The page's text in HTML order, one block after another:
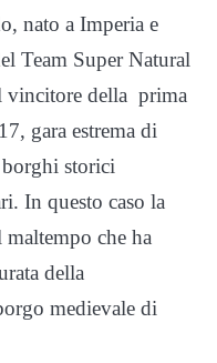
nato a Imperia e
Team Super Natural
vincitore della prima
gara estrema di
storici
In questo caso la
che ha
della
medievale di